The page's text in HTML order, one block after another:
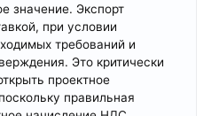
значение. Экспорт
при условии
требований и
Это критически
проектное
правильная